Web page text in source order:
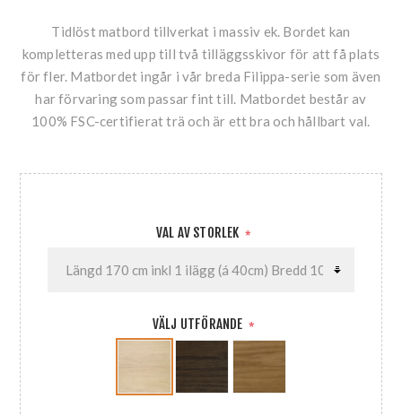
Tidlöst matbord tillverkat i massiv ek. Bordet kan
kompletteras med upp till två tilläggsskivor för att få plats
för fler. Matbordet ingår i vår breda Filippa-serie som även
har förvaring som passar fint till. Matbordet består av
100% FSC-certifierat trä och är ett bra och hållbart val.
VAL AV STORLEK *
VÄLJ UTFÖRANDE *